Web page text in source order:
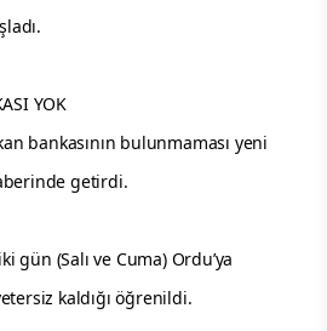
YOK
bankasının bulunmaması yeni
getirdi.
gün (Salı ve Cuma) Ordu’ya
kaldığı öğrenildi.